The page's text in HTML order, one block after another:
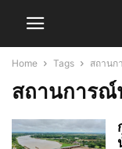
Home Tags สถานก
สถานการณ์